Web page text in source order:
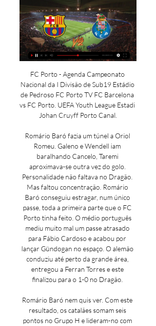
FC Porto - Agenda Campeonato
Nacional da I Divisão de Sub19 Estádio
de Pedroso FC Porto TV FC Barcelona
vs FC Porto. UEFA Youth League Estadi
Johan Cruyff Porto Canal.
Romário Baró fazia um túnel a Oriol
Romeu. Galeno e Wendell iam
baralhando Cancelo, Taremi
aproximava-se outra vez do golo.
Personalidade não faltava no Dragão.
Mas faltou concentração. Romário
Baró conseguiu estragar, num único
passe, toda a primeira parte que o FC
Porto tinha feito. O médio português
mediu muito mal um passe atrasado
para Fábio Cardoso e acabou por
lançar Gündogan no espaço. O alemão
conduziu até perto da grande área,
entregou a Ferran Torres e este
finalizou para o 1-0 no Dragão.
Romário Baró nem quis ver. Com este
resultado, os catalães somam seis
pontos no Grupo H e lideram-no com